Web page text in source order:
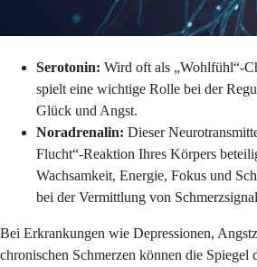
Serotonin: Wird oft als „Wohlfühl“-
spielt eine wichtige Rolle bei der
Glück und Angst.
Noradrenalin: Dieser
Flucht“-Reaktion Ihres Körpers
Wachsamkeit, Energie, Fokus und
bei der Vermittlung von
Bei Erkrankungen wie Depressionen,
chronischen Schmerzen können die Spiegel